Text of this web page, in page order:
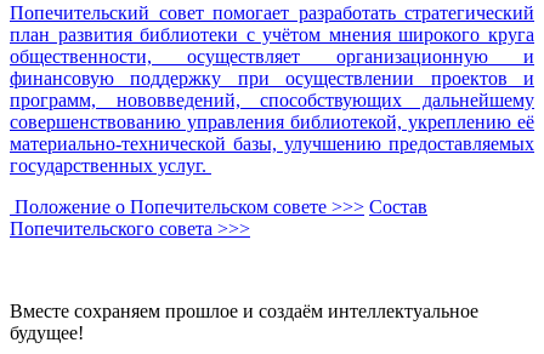
Попечительский совет помогает разработать стратегический
план развития библиотеки с учётом мнения широкого круга
общественности, осуществляет организационную и
финансовую поддержку при осуществлении проектов и
программ, нововведений, способствующих дальнейшему
совершенствованию управления библиотекой, укреплению её
материально-технической базы, улучшению предоставляемых
государственных услуг.
Положение о Попечительском совете >>> Состав
Попечительского совета >>>
Вместе сохраняем прошлое и создаём интеллектуальное
будущее!